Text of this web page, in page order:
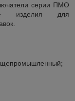
серии ПМО
изделия для